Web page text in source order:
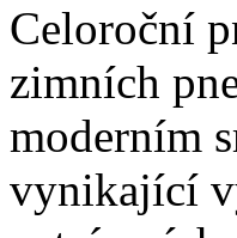
Celoroční
zimních
moderním
vynikající